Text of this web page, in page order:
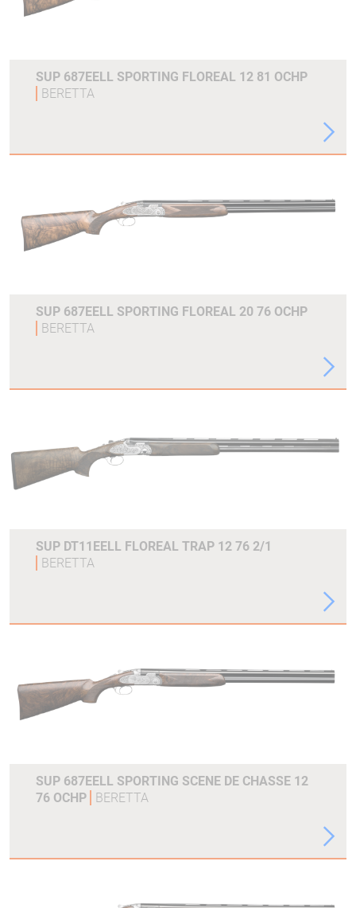
SUP 687EELL SPORTING FLOREAL 12 81 OCHP
BERETTA
SUP 687EELL SPORTING FLOREAL 20 76 OCHP
BERETTA
SUP DT11EELL FLOREAL TRAP 12 76 2/1
BERETTA
SUP 687EELL SPORTING SCENE DE CHASSE 12
76 OCHP
BERETTA